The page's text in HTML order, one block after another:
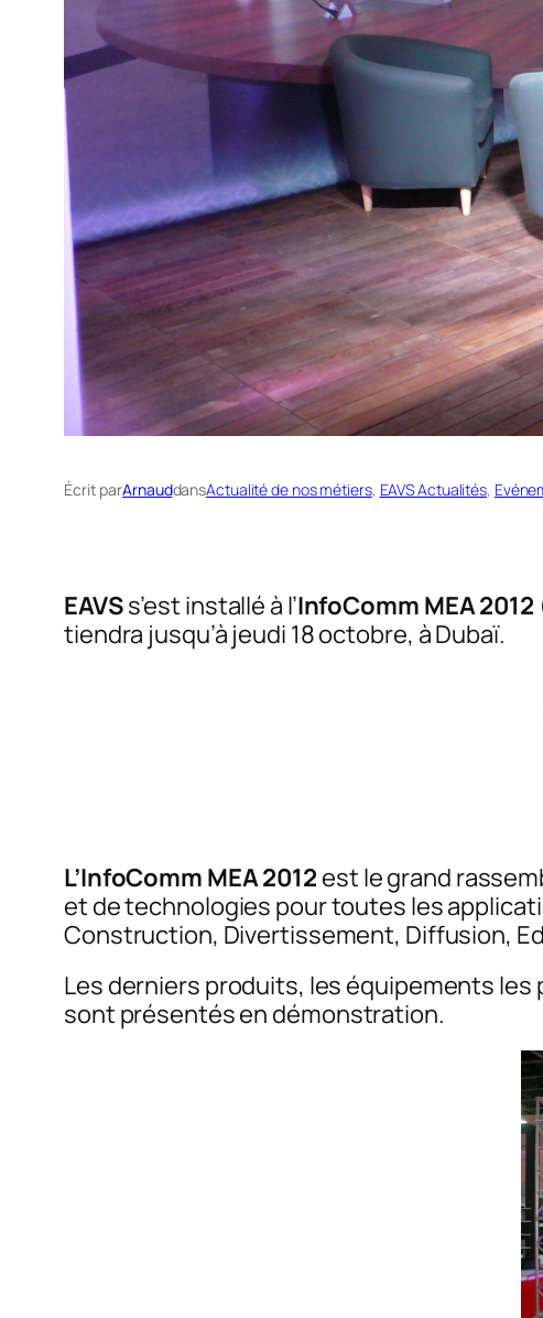
Écrit parArnauddansActualité de nos métiers, EAVS Actualités,
EAVSs’est installé à l’InfoComm MEA 2012
tiendra jusqu’à jeudi 18 octobre, à Dubaï.
L’InfoComm MEA 2012 est le grand
et de technologies pour toutes les
Construction, Divertissement, Diffusion,
Les derniers produits, les équipements
sont présentés en démonstration.